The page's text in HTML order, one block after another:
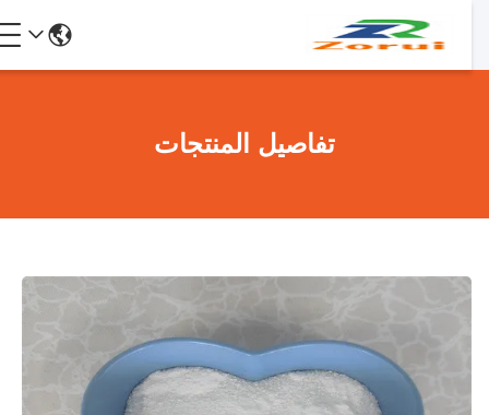
تفاصيل المنتجات